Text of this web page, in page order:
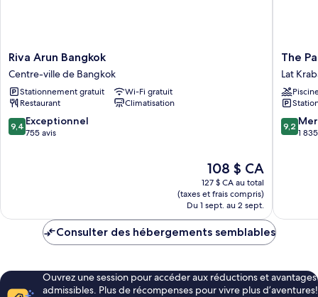
Riva
Arun
Bangkok
Centre-
ville
de
Bangkok
Riva Arun Bangkok
Centre-ville de Bangkok
Stationnement gratuit
Wi-Fi gratuit
Restaurant
Climatisation
9.4
sur
9,4 Exceptionnel
755 avis
Le
prix
est
de
108 $ CA
108 $ CA
127 $ CA au total
(taxes et frais compris)
Du 1 sept. au 2 sept.
The
Park
Nine
Hotel
Lat
Krabang
The
Lat
9.2
sur
9,2
1
Consulter des hébergements semblables
Ouvrez une session pour accéder aux réductions et avantages
admissibles. Plus de récompenses pour vivre plus d’aventures!